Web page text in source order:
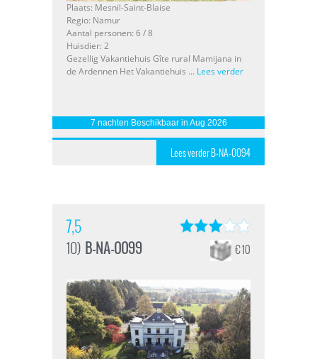
Plaats: Mesnil-Saint-Blaise
Regio: Namur
Aantal personen: 6 / 8
Huisdier: 2
Gezellig Vakantiehuis Gîte rural Mamijana in
de Ardennen Het Vakantiehuis ... Lees verder
7 nachten Beschikbaar in Aug 2026
Lees verder B-NA-0094
7,5
10) B-NA-0099 € 10